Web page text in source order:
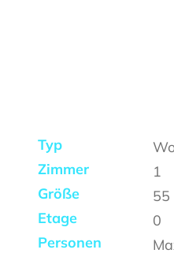
Typ
Zimmer
1
Größe
55
Etage
0
Personen